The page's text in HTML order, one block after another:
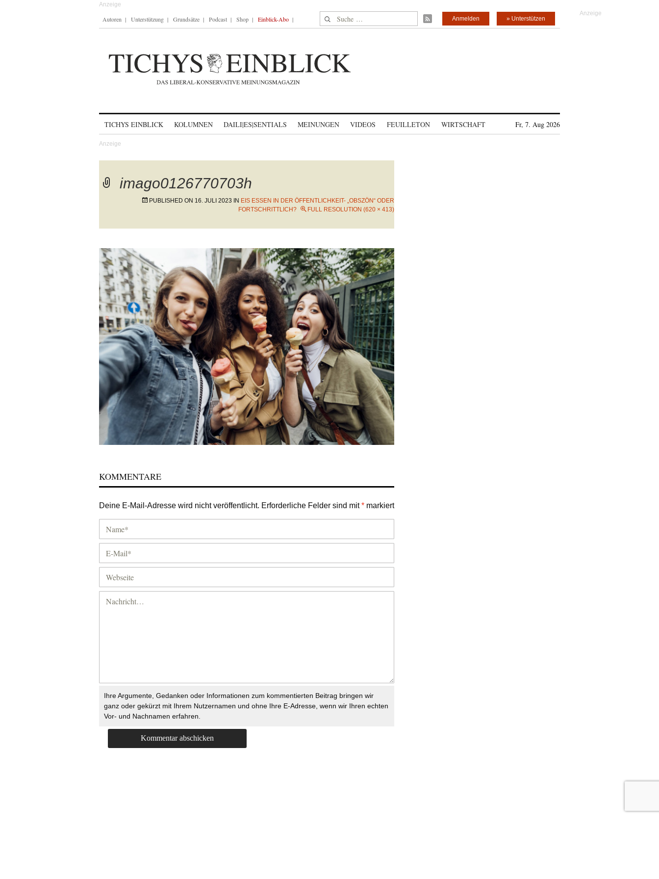
Autoren Unterstützung Grundsätze Podcast Shop Einblick-Abo Suche nach: » Unterstützen
Anmelden
TICHYS EINBLICK KOLUMNEN DAILI|ES|SENTIALS MEINUNGEN VIDEOS FEUILLETON WIRTSCHAFT Fr, 7. Aug 2026
imago0126770703h
PUBLISHED ON 16. JULI 2023 IN EIS ESSEN IN DER ÖFFENTLICHKEIT- „OBSZÖN“ ODER
FORTSCHRITTLICH?
FULL RESOLUTION (620 × 413)
KOMMENTARE
Deine E-Mail-Adresse wird nicht veröffentlicht. Erforderliche Felder sind mit* markiert
Ihre Argumente, Gedanken oder Informationen zum kommentierten Beitrag bringen wir
ganz oder gekürzt mit Ihrem Nutzernamen und ohne Ihre E-Adresse, wenn wir Ihren echten
Vor- und Nachnamen erfahren.